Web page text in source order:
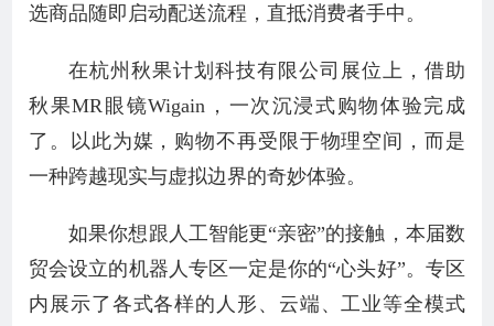
选商品随即启动配送流程，直抵消费者手中。
在杭州秋果计划科技有限公司展位上，借助
秋果MR眼镜Wigain，一次沉浸式购物体验完成
了。以此为媒，购物不再受限于物理空间，而是
一种跨越现实与虚拟边界的奇妙体验。
如果你想跟人工智能更“亲密”的接触，本届数
贸会设立的机器人专区一定是你的“心头好”。专区
内展示了各式各样的人形、云端、工业等全模式